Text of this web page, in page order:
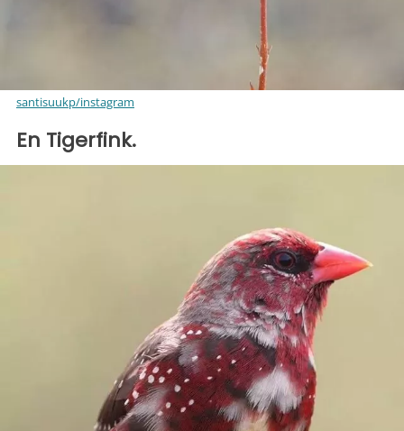
santisuukp/instagram
En Tigerfink.